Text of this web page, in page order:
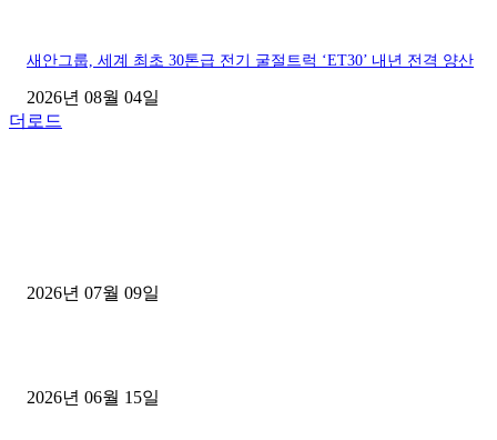
새안그룹, 세계 최초 30톤급 전기 굴절트럭 ‘ET30’ 내년 전격 양산
2026년 08월 04일
더로드
2026년 07월 09일
2026년 06월 15일